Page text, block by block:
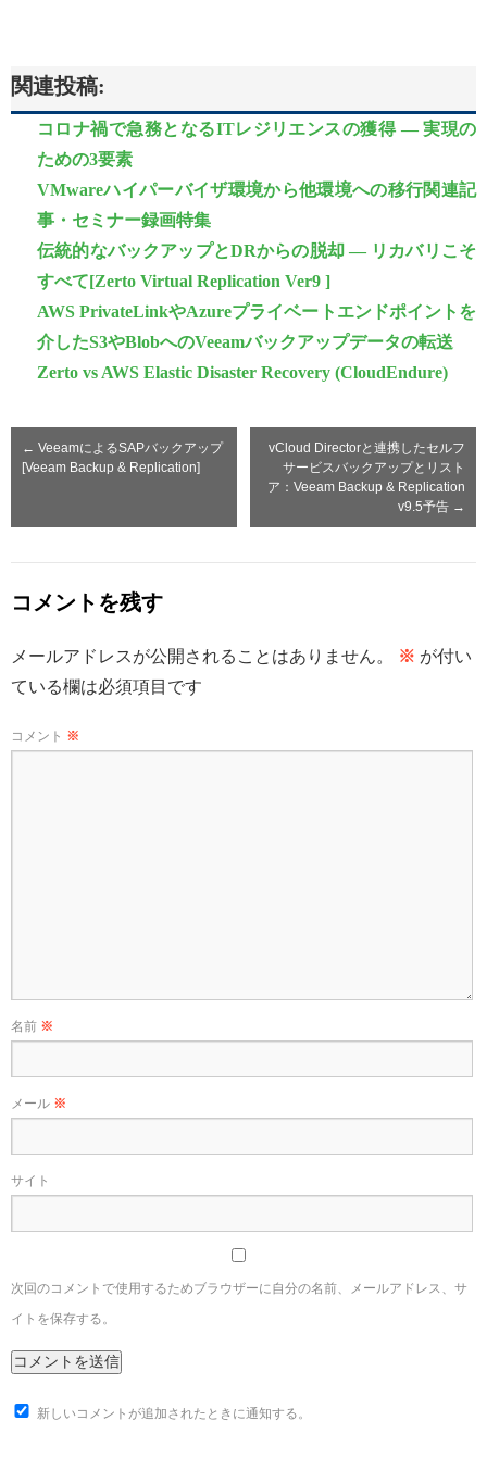
関連投稿:
コロナ禍で急務となるITレジリエンスの獲得 ― 実現の
ための3要素
VMwareハイパーバイザ環境から他環境への移行関連記
事・セミナー録画特集
伝統的なバックアップとDRからの脱却 — リカバリこそ
すべて[Zerto Virtual Replication Ver9 ]
AWS PrivateLinkやAzureプライベートエンドポイントを
介したS3やBlobへのVeeamバックアップデータの転送
Zerto vs AWS Elastic Disaster Recovery (CloudEndure)
← VeeamによるSAPバックアップ
[Veeam Backup & Replication]
vCloud Directorと連携したセルフ
サービスバックアップとリスト
ア：Veeam Backup & Replication
v9.5予告 →
コメントを残す
メールアドレスが公開されることはありません。 ※ が付い
ている欄は必須項目です
コメント ※
名前 ※
メール ※
サイト
次回のコメントで使用するためブラウザーに自分の名前、メールアドレス、サ
イトを保存する。
新しいコメントが追加されたときに通知する。